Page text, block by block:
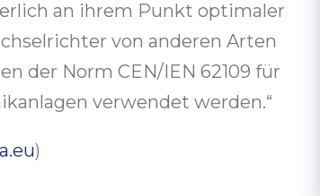
an ihrem Punkt optimaler
von anderen Arten
der Norm CEN/IEN 62109 für
verwendet werden.“
)